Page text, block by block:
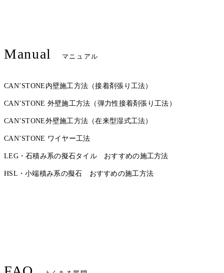
Manual マニュアル
CAN’STONE内壁施工方法（接着剤張り工法）
CAN’STONE 外壁施工方法（弾力性接着剤張り工法）
CAN’STONE外壁施工方法（在来型湿式工法）
CAN’STONE ワイヤー工法
LEG・石積み系の擬石タイル おすすめの施工方法
HSL・小端積み系の擬石 おすすめの施工方法